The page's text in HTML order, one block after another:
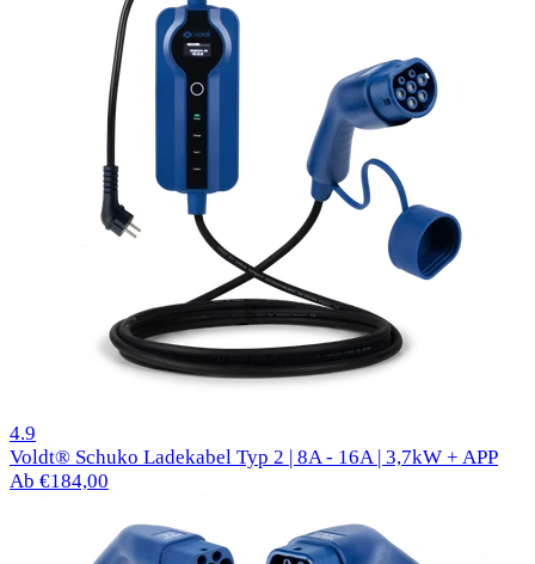
4.9
Voldt® Schuko Ladekabel Typ 2 | 8A - 16A | 3,7kW + APP
Ab €184,00